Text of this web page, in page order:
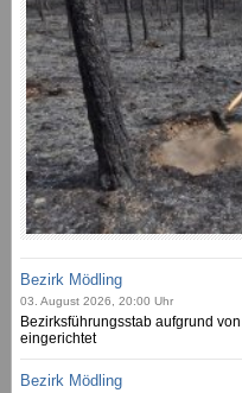
Bezirk Mödling
03. August 2026, 20:00 Uhr
Bezirksführungsstab aufgrund
eingerichtet
Bezirk Mödling